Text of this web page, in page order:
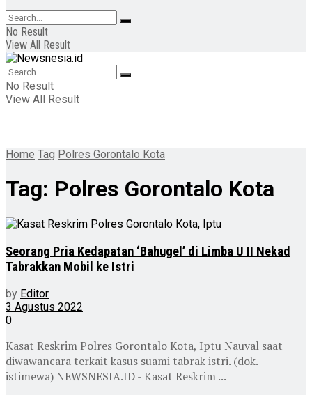
No Result
View All Result
No Result
View All Result
Home Tag Polres Gorontalo Kota
Tag: Polres Gorontalo Kota
Seorang Pria Kedapatan ‘Bahugel’ di Limba U II Nekad
Tabrakkan Mobil ke Istri
by Editor
3 Agustus 2022
0
Kasat Reskrim Polres Gorontalo Kota, Iptu Nauval saat
diwawancara terkait kasus suami tabrak istri. (dok.
istimewa) NEWSNESIA.ID - Kasat Reskrim ...